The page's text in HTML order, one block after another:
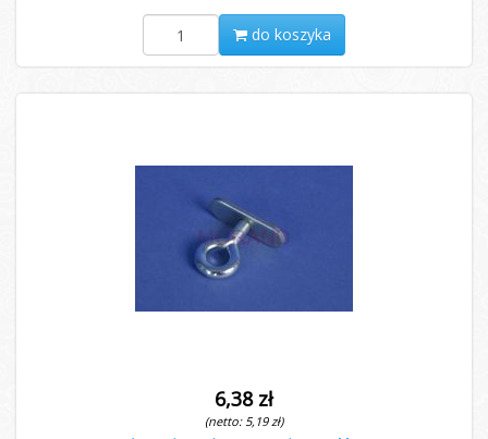
do koszyka
6,38 zł
(netto: 5,19 zł)